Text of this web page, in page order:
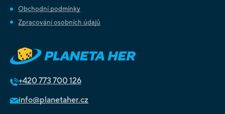
Obchodní podmínky
Zpracování osobních údajů
+420 773 700 126
info@planetaher.cz